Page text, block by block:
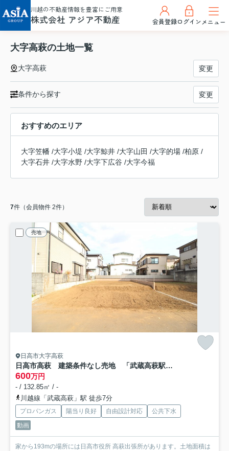
川越の不動産情報を豊富にご用意
株式会社 アジア不動産 会員登録ログインメニュー
大字高萩の土地一覧
大字高萩 変更
条件から探す 変更
おすすめのエリア
大字笠幡 /大字小堤 /大字鯨井 /大字山田 /大字的場 /柏原 /
大字石井 /大字水野 /大字下広谷 /大字今福
7件（会員物件 2件）
売地
日高市大字高萩
日高市高萩 建築条件なし売地 「武蔵高萩駅」徒歩7分 敷地40坪 【高萩小学区】
600万円
- / 132.85㎡ / -
川越線「武蔵高萩」駅 徒歩7分
プロパンガス 陽当り良好 自由設計対応
公共下水
動画
家から193mの場所には日高市役所 高萩出張所があります。土地面積は